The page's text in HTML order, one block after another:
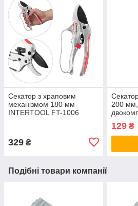
Секатор з храповим
механізмом 180 мм
INTERTOOL FT-1006
329 ₴
200 мм,
129₴
Подібні товари компанії